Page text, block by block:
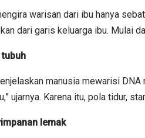
warisan dari ibu hanya
dari garis keluarga ibu. Mulai
manusia mewarisi
ujarnya. Karena itu, pola tidur,
lemak